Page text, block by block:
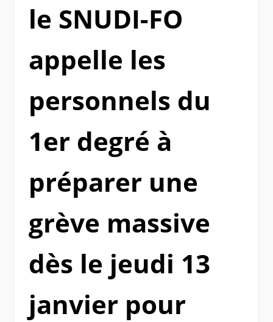
le SNUDI-FO
appelle les
personnels du
1er degré à
préparer une
grève massive
dès le jeudi 13
janvier pour